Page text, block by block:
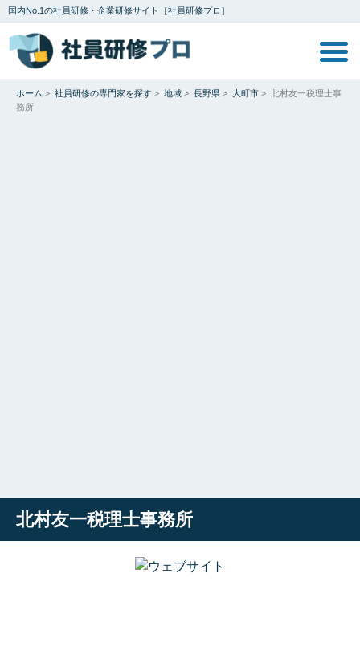
国内No.1の社員研修・企業研修サイト［社員研修プロ］
ホーム > 社員研修の専門家を探す > 地域 > 長野県 > 大町市 > 北村友一税理士事
務所
北村友一税理士事務所